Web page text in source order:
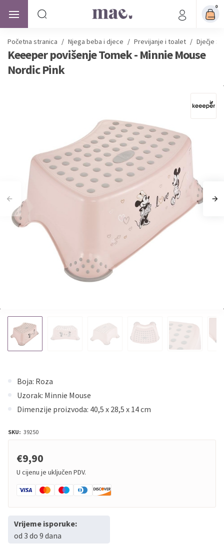
0
Početna stranica / Njega beba i djece / Previjanje i toalet / Dječje
Keeeper povišenje Tomek - Minnie Mouse
Nordic Pink
Boja: Roza
Uzorak: Minnie Mouse
Dimenzije proizvoda: 40,5 x 28,5 x 14 cm
SKU: 39250
€9,90
U cijenu je uključen PDV.
Vrijeme isporuke:
od 3 do 9 dana